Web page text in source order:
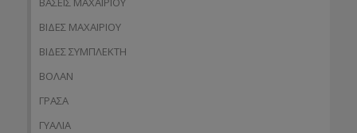
ΒΙΔΕΣ ΜΑΧΑΙΡΙΟΥ
ΒΙΔΕΣ ΣΥΜΠΛΕΚΤΗ
ΒΟΛΑΝ
ΓΡΑΣΑ
ΓΥΑΛΙΑ